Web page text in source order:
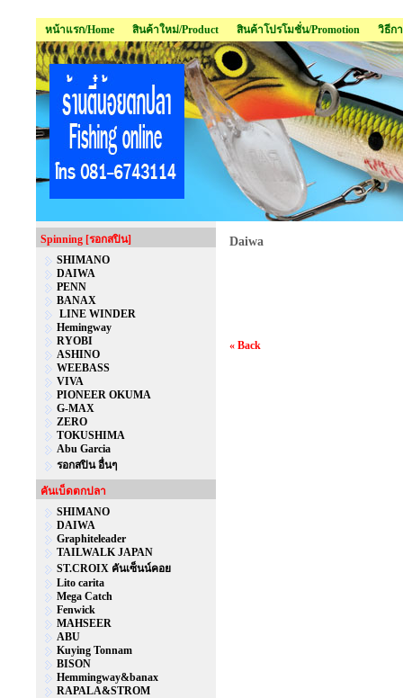
หน้าแรก/Home สินค้าใหม่/Product สินค้าโปรโมชั่น/Promotion วิธีก
Spinning [รอกสปิน]
SHIMANO
DAIWA
PENN
BANAX
LINE WINDER
Hemingway
RYOBI
ASHINO
WEEBASS
VIVA
PIONEER OKUMA
G-MAX
ZERO
TOKUSHIMA
Abu Garcia
รอกสปิน อื่นๆ
คันเบ็ดตกปลา
SHIMANO
DAIWA
Graphiteleader
TAILWALK JAPAN
ST.CROIX คันเซ็นน์คอย
Lito carita
Mega Catch
Fenwick
MAHSEER
ABU
Kuying Tonnam
BISON
Hemmingway&banax
RAPALA&STROM
Daiwa
« Back